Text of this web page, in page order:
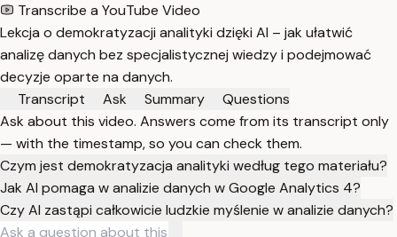
Transcribe a YouTube Video
Lekcja o demokratyzacji analityki dzięki AI – jak ułatwić
analizę danych bez specjalistycznej wiedzy i podejmować
decyzje oparte na danych.
Transcript
Ask Summary
Questions
Ask about this video. Answers come from its transcript only
— with the timestamp, so you can check them.
Czym jest demokratyzacja analityki według tego materiału?
Jak AI pomaga w analizie danych w Google Analytics 4?
Czy AI zastąpi całkowicie ludzkie myślenie w analizie danych?